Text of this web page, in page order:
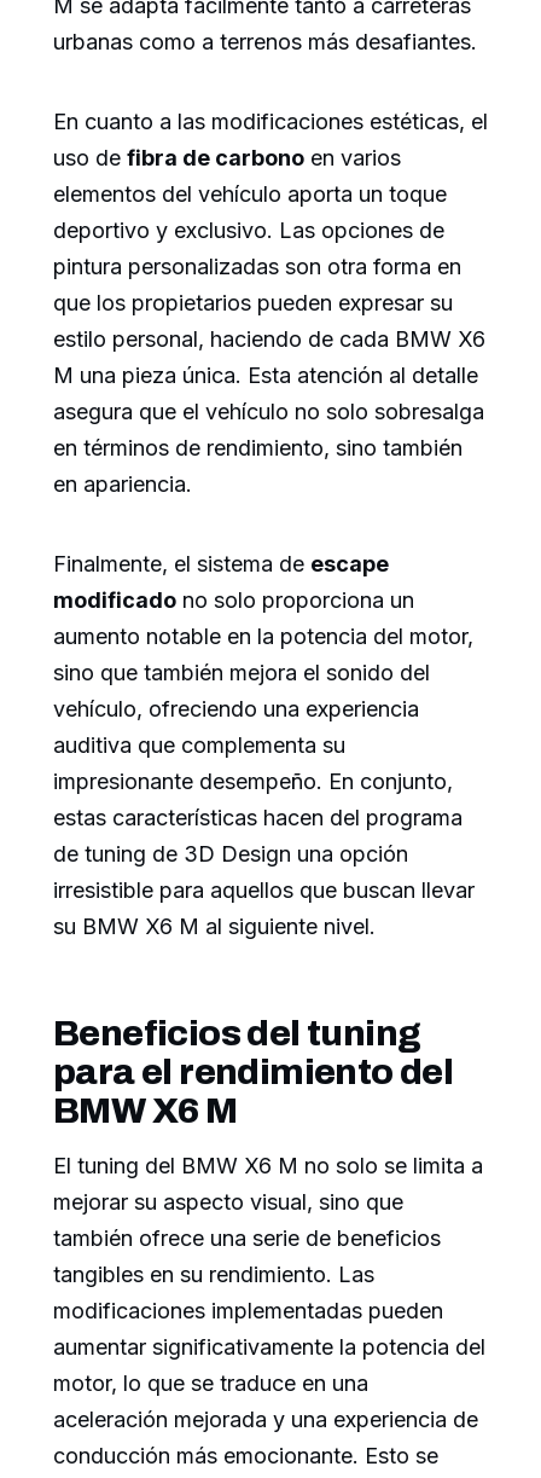
M se adapta fácilmente tanto a carreteras
urbanas como a terrenos más desafiantes.
En cuanto a las modificaciones estéticas, el
uso de fibra de carbono en varios
elementos del vehículo aporta un toque
deportivo y exclusivo. Las opciones de
pintura personalizadas son otra forma en
que los propietarios pueden expresar su
estilo personal, haciendo de cada BMW X6
M una pieza única. Esta atención al detalle
asegura que el vehículo no solo sobresalga
en términos de rendimiento, sino también
en apariencia.
Finalmente, el sistema de escape
modificado no solo proporciona un
aumento notable en la potencia del motor,
sino que también mejora el sonido del
vehículo, ofreciendo una experiencia
auditiva que complementa su
impresionante desempeño. En conjunto,
estas características hacen del programa
de tuning de 3D Design una opción
irresistible para aquellos que buscan llevar
su BMW X6 M al siguiente nivel.
Beneficios del tuning
para el rendimiento del
BMW X6 M
El tuning del BMW X6 M no solo se limita a
mejorar su aspecto visual, sino que
también ofrece una serie de beneficios
tangibles en su rendimiento. Las
modificaciones implementadas pueden
aumentar significativamente la potencia del
motor, lo que se traduce en una
aceleración mejorada y una experiencia de
conducción más emocionante. Esto se